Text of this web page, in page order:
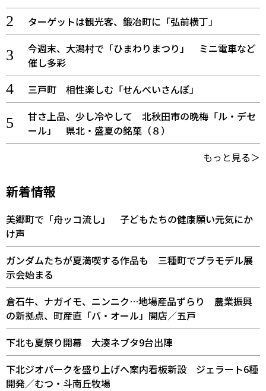
ターゲットは観光客、鍛冶町に「弘前横丁」
今週末、大潟村で「ひまわりまつり」 ミニ電車など
催し多彩
三戸町 相性楽しむ「せんべいさんぽ」
甘さ上品、少し冷やして 北秋田市の晩梅「ル・デセ
ール」 県北・盛夏の銘菓（８）
もっと見る＞
新着情報
美郷町で「舟ッコ流し」 子どもたちの健康願い元気にか
け声
ガンダムたちが夏満喫する作品も 三種町でプラモデル展
示会始まる
倉石牛、ナガイモ、ニンニク…地場産品ずらり 農業振興
の新拠点、町産直「バ・オール」開店／五戸
下北も夏祭り開幕 大湊ネブタ9台出陣
下北ジオパークを盛り上げへ案内看板新設 ジェラート6種
開発／むつ・斗南丘牧場